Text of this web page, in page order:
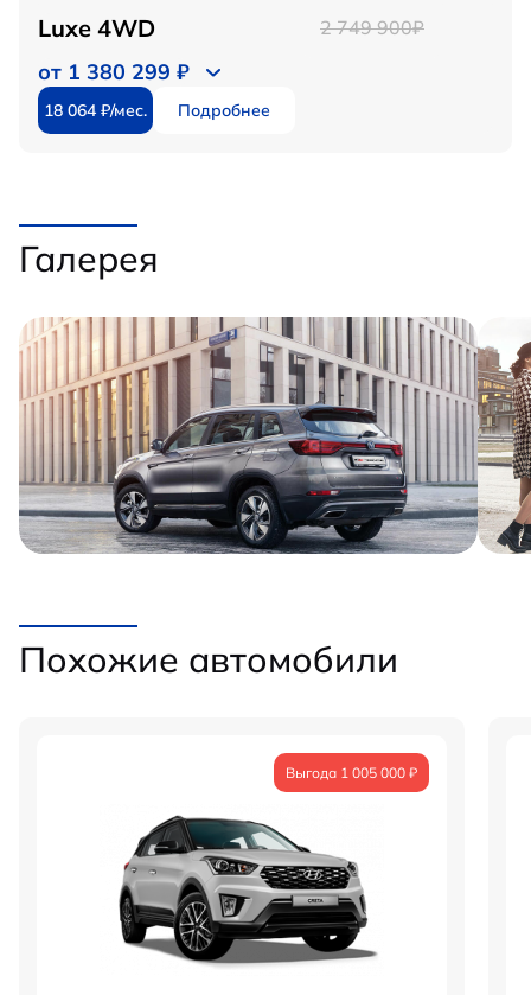
Luxe 4WD 2 749 900₽
от 1 380 299 ₽
18 064 ₽/мес. Подробнее
Галерея
Похожие автомобили
Выгода 1 005 000 ₽